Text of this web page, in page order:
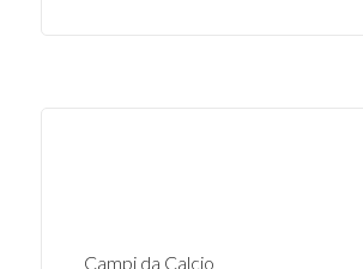
Campi da Calcio